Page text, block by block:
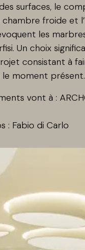
surfaces, le
froide et
les
Un choix
consistant à
moment présent.
vont à :
: Fabio di Carlo